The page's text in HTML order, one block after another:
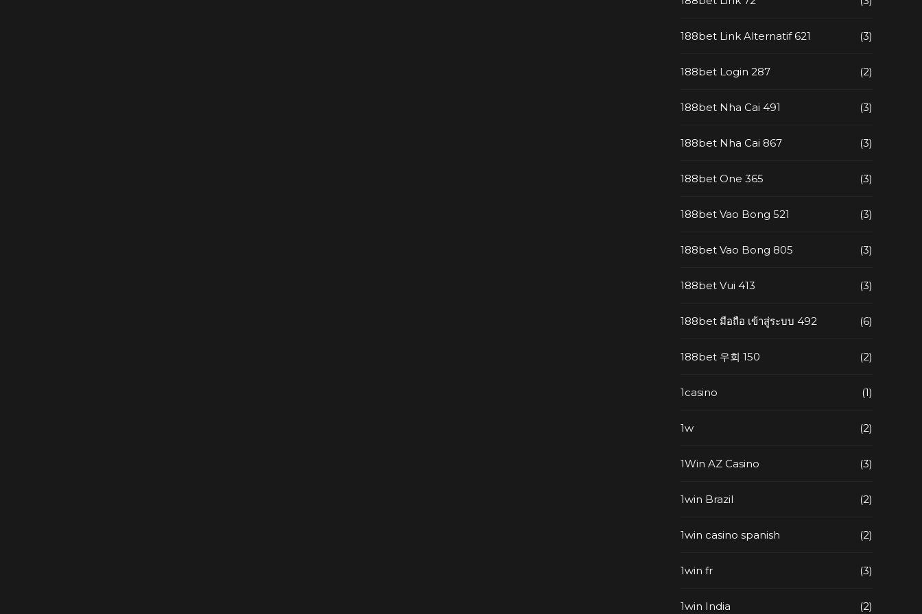
188bet Link Alternatif 621 (3)
188bet Login 287 (2)
188bet Nha Cai 491 (3)
188bet Nha Cai 867 (3)
188bet One 365 (3)
188bet Vao Bong 521 (3)
188bet Vao Bong 805 (3)
188bet Vui 413 (3)
188bet มือถือ เข้าสู่ระบบ 492 (6)
188bet 우회 150 (2)
1casino (1)
1w (2)
1Win AZ Casino (3)
1win Brazil (2)
1win casino spanish (2)
1win fr (3)
1win India (2)